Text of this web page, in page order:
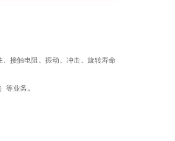
接触电阻、振动、冲击、旋转寿命
业务。